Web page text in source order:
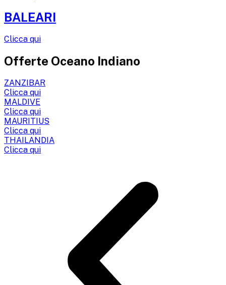
BALEARI
Clicca qui
Offerte Oceano Indiano
ZANZIBAR
Clicca qui
MALDIVE
Clicca qui
MAURITIUS
Clicca qui
THAILANDIA
Clicca qui